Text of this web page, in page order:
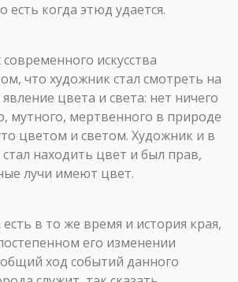
есть когда этюд удается.
искусства
что художник стал смотреть на
цвета и света: нет ничего
мутного, мертвенного в природе
цветом и светом. Художник и в
находить цвет и был прав,
лучи имеют цвет.
в то же время и история края,
его изменении
ход событий данного